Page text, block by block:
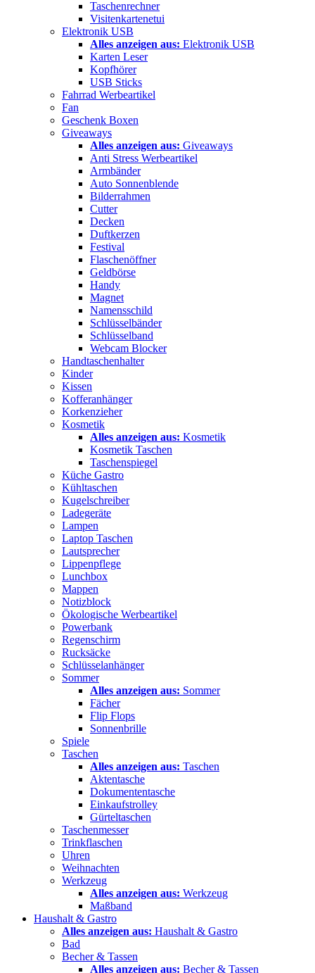
Taschenrechner
Visitenkartenetui
Elektronik USB
Alles anzeigen aus: Elektronik USB
Karten Leser
Kopfhörer
USB Sticks
Fahrrad Werbeartikel
Fan
Geschenk Boxen
Giveaways
Alles anzeigen aus: Giveaways
Anti Stress Werbeartikel
Armbänder
Auto Sonnenblende
Bilderrahmen
Cutter
Decken
Duftkerzen
Festival
Flaschenöffner
Geldbörse
Handy
Magnet
Namensschild
Schlüsselbänder
Schlüsselband
Webcam Blocker
Handtaschenhalter
Kinder
Kissen
Kofferanhänger
Korkenzieher
Kosmetik
Alles anzeigen aus: Kosmetik
Kosmetik Taschen
Taschenspiegel
Küche Gastro
Kühltaschen
Kugelschreiber
Ladegeräte
Lampen
Laptop Taschen
Lautsprecher
Lippenpflege
Lunchbox
Mappen
Notizblock
Ökologische Werbeartikel
Powerbank
Regenschirm
Rucksäcke
Schlüsselanhänger
Sommer
Alles anzeigen aus: Sommer
Fächer
Flip Flops
Sonnenbrille
Spiele
Taschen
Alles anzeigen aus: Taschen
Aktentasche
Dokumententasche
Einkaufstrolley
Gürteltaschen
Taschenmesser
Trinkflaschen
Uhren
Weihnachten
Werkzeug
Alles anzeigen aus: Werkzeug
Maßband
Haushalt & Gastro
Alles anzeigen aus: Haushalt & Gastro
Bad
Becher & Tassen
Alles anzeigen aus: Becher & Tassen